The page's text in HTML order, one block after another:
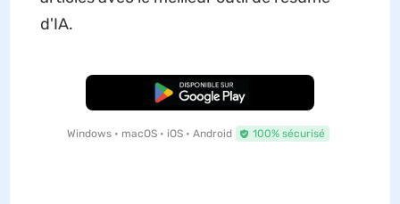
d'IA.
TÉLÉCHARGER
Windows • macOS • iOS • Android 100% sécurisé